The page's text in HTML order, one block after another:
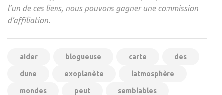
l’un de ces liens, nous pouvons gagner une commission
d’affiliation.
aider blogueuse carte des
dune exoplanète latmosphère
mondes peut semblables